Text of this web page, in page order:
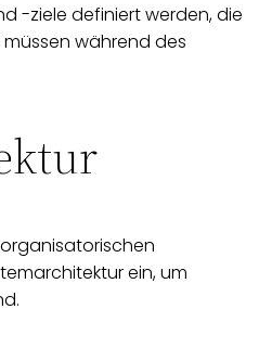
-ziele definiert werden, die
während des
ein, um